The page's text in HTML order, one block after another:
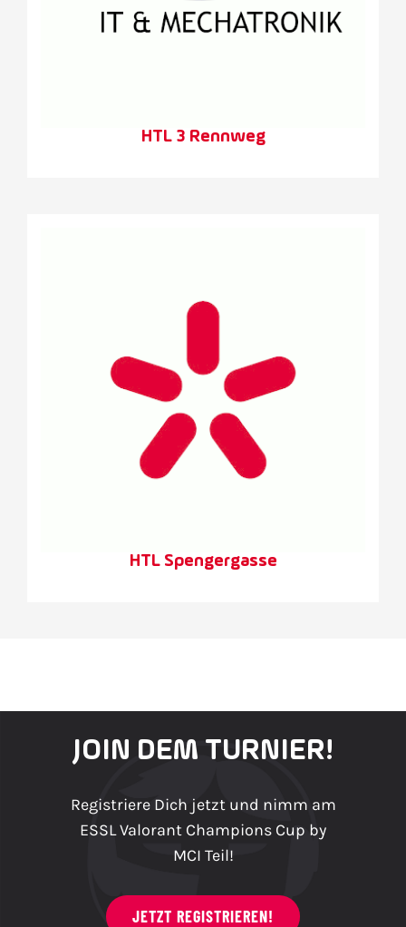
HTL 3 Rennweg
HTL Spengergasse
JOIN DEM TURNIER!
Registriere Dich jetzt und nimm am
ESSL Valorant Champions Cup by
MCI Teil!
JETZT REGISTRIEREN!